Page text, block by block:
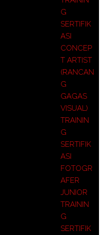
G
SERTIFIK
ASI
CONCEP
T ARTIST
(RANCAN
G
GAGAS
VISUAL)
TRAININ
G
SERTIFIK
ASI
FOTOGR
AFER
JUNIOR
TRAININ
G
SERTIFIK